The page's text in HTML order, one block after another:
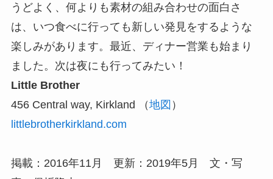
うどよく、何よりも素材の組み合わせの面白さ
は、いつ食べに行っても新しい発見をするような
楽しみがあります。最近、ディナー営業も始まり
ました。次は夜にも行ってみたい！
Little Brother
456 Central way, Kirkland （地図 ）
littlebrotherkirkland.com
掲載：2016年11月 更新：2019年5月 文・写